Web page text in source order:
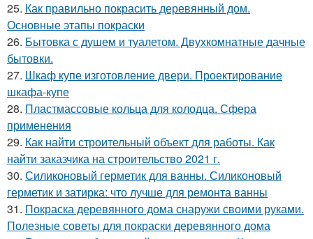
25. Как правильно покрасить деревянный дом.
Основные этапы покраски
26. Бытовка с душем и туалетом. Двухкомнатные дачные
бытовки.
27. Шкаф купе изготовление двери. Проектирование
шкафа-купе
28. Пластмассовые кольца для колодца. Сфера
применения
29. Как найти строительный объект для работы. Как
найти заказчика на строительство 2021 г.
30. Силиконовый герметик для ванны. Силиконовый
герметик и затирка: что лучше для ремонта ванны
31. Покраска деревянного дома снаружи своими руками.
Полезные советы для покраски деревянного дома